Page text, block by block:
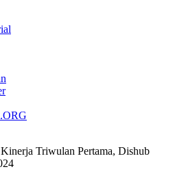
Triwulan Pertama, Dishub